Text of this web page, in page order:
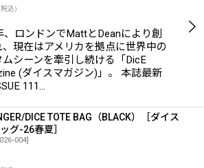
込)
、ロンドンでMattとDeanにより創
現在はアメリカを拠点に世界中の
ムシーンを牽引し続ける「DicE
(ダイスマガジン)」。 本誌最新
111…
DICE TOTE BAG（BLACK）［ダイス
グ-26春夏］
004]